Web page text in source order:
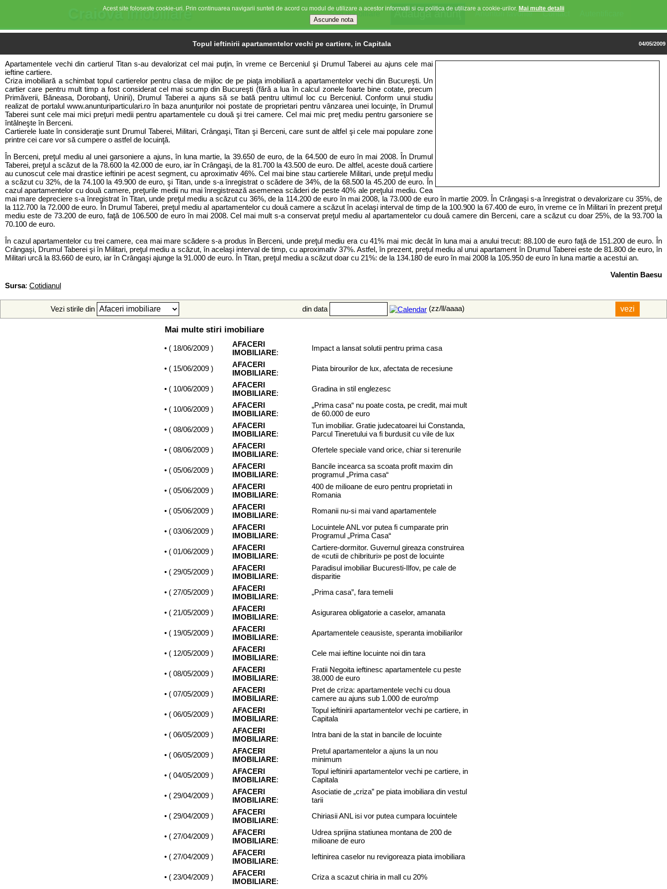
Craiovaimobiliare Contact
Anunturi favorite
Stiri imobiliare
Topul ieftinirii apartamentelor vechi pe cartiere, in Capitala 04/05/2009
Apartamentele vechi din cartierul Titan s-au devalorizat cel mai puţin, în vreme ce Berceniul şi Drumul Taberei au ajuns cele mai
ieftine cartiere.
Criza imobiliară a schimbat topul cartierelor pentru clasa de mijloc de pe piaţa imobiliară a apartamentelor vechi din Bucureşti. Un
cartier care pentru mult timp a fost considerat cel mai scump din Bucureşti (fără a lua în calcul zonele foarte bine cotate, precum
Primăverii, Băneasa, Dorobanţi, Unirii), Drumul Taberei a ajuns să se bată pentru ultimul loc cu Berceniul. Conform unui studiu
realizat de portalul www.anunturiparticulari.ro în baza anunţurilor noi postate de proprietari pentru vânzarea unei locuinţe, în Drumul
Taberei sunt cele mai mici preţuri medii pentru apartamentele cu două şi trei camere. Cel mai mic preţ mediu pentru garsoniere se
întâlneşte în Berceni.
Cartierele luate în consideraţie sunt Drumul Taberei, Militari, Crângaşi, Titan şi Berceni, care sunt de altfel şi cele mai populare zone
printre cei care vor să cumpere o astfel de locuinţă.
În Berceni, preţul mediu al unei garsoniere a ajuns, în luna martie, la 39.650 de euro, de la 64.500 de euro în mai 2008. În Drumul
Taberei, preţul a scăzut de la 78.600 la 42.000 de euro, iar în Crângaşi, de la 81.700 la 43.500 de euro. De altfel, aceste două cartiere
au cunoscut cele mai drastice ieftiniri pe acest segment, cu aproximativ 46%. Cel mai bine stau cartierele Militari, unde preţul mediu
a scăzut cu 32%, de la 74.100 la 49.900 de euro, şi Titan, unde s-a înregistrat o scădere de 34%, de la 68.500 la 45.200 de euro. În
cazul apartamentelor cu două camere, preţurile medii nu mai înregistrează asemenea scăderi de peste 40% ale preţului mediu. Cea
mai mare depreciere s-a înregistrat în Titan, unde preţul mediu a scăzut cu 36%, de la 114.200 de euro în mai 2008, la 73.000 de euro în martie 2009. În Crângaşi s-a înregistrat o devalorizare cu 35%, de
la 112.700 la 72.000 de euro. În Drumul Taberei, preţul mediu al apartamentelor cu două camere a scăzut în acelaşi interval de timp de la 100.900 la 67.400 de euro, în vreme ce în Militari în prezent preţul
mediu este de 73.200 de euro, faţă de 106.500 de euro în mai 2008. Cel mai mult s-a conservat preţul mediu al apartamentelor cu două camere din Berceni, care a scăzut cu doar 25%, de la 93.700 la
70.100 de euro.
În cazul apartamentelor cu trei camere, cea mai mare scădere s-a produs în Berceni, unde preţul mediu era cu 41% mai mic decât în luna mai a anului trecut: 88.100 de euro faţă de 151.200 de euro. În
Crângaşi, Drumul Taberei şi în Militari, preţul mediu a scăzut, în acelaşi interval de timp, cu aproximativ 37%. Astfel, în prezent, preţul mediu al unui apartament în Drumul Taberei este de 81.800 de euro, în
Militari urcă la 83.660 de euro, iar în Crângaşi ajunge la 91.000 de euro. În Titan, preţul mediu a scăzut doar cu 21%: de la 134.180 de euro în mai 2008 la 105.950 de euro în luna martie a acestui an.
Valentin Baesu
Sursa: Cotidianul
Vezi stirile din din data (zz/ll/aaaa)
Mai multe stiri imobiliare
• ( 18/06/2009)
AFACERI
IMOBILIARE:
Impact a lansat solutii pentru prima casa
• ( 15/06/2009)
AFACERI
IMOBILIARE:
Piata birourilor de lux, afectata de recesiune
• ( 10/06/2009)
AFACERI
IMOBILIARE:
Gradina in stil englezesc
• ( 10/06/2009)
AFACERI
IMOBILIARE:
„Prima casa“ nu poate costa, pe credit, mai mult
de 60.000 de euro
• ( 08/06/2009)
AFACERI
IMOBILIARE:
Tun imobiliar. Gratie judecatoarei lui Constanda,
Parcul Tineretului va fi burdusit cu vile de lux
• ( 08/06/2009)
AFACERI
IMOBILIARE:
Ofertele speciale vand orice, chiar si terenurile
• ( 05/06/2009)
AFACERI
IMOBILIARE:
Bancile incearca sa scoata profit maxim din
programul „Prima casa“
• ( 05/06/2009)
AFACERI
IMOBILIARE:
400 de milioane de euro pentru proprietati in
Romania
• ( 05/06/2009)
AFACERI
IMOBILIARE:
Romanii nu-si mai vand apartamentele
• ( 03/06/2009)
AFACERI
IMOBILIARE:
Locuintele ANL vor putea fi cumparate prin
Programul „Prima Casa“
• ( 01/06/2009)
AFACERI
IMOBILIARE:
Cartiere-dormitor. Guvernul gireaza construirea
de «cutii de chibrituri» pe post de locuinte
• ( 29/05/2009)
AFACERI
IMOBILIARE:
Paradisul imobiliar Bucuresti-Ilfov, pe cale de
disparitie
• ( 27/05/2009)
AFACERI
IMOBILIARE:
„Prima casa”, fara temelii
• ( 21/05/2009)
AFACERI
IMOBILIARE:
Asigurarea obligatorie a caselor, amanata
• ( 19/05/2009)
AFACERI
IMOBILIARE:
Apartamentele ceausiste, speranta imobiliarilor
• ( 12/05/2009)
AFACERI
IMOBILIARE:
Cele mai ieftine locuinte noi din tara
• ( 08/05/2009)
AFACERI
IMOBILIARE:
Fratii Negoita ieftinesc apartamentele cu peste
38.000 de euro
• ( 07/05/2009)
AFACERI
IMOBILIARE:
Pret de criza: apartamentele vechi cu doua
camere au ajuns sub 1.000 de euro/mp
• ( 06/05/2009)
AFACERI
IMOBILIARE:
Topul ieftinirii apartamentelor vechi pe cartiere, in
Capitala
• ( 06/05/2009)
AFACERI
IMOBILIARE:
Intra bani de la stat in bancile de locuinte
• ( 06/05/2009)
AFACERI
IMOBILIARE:
Pretul apartamentelor a ajuns la un nou
minimum
• ( 04/05/2009)
AFACERI
IMOBILIARE:
Topul ieftinirii apartamentelor vechi pe cartiere, in
Capitala
• ( 29/04/2009)
AFACERI
IMOBILIARE:
Asociatie de „criza” pe piata imobiliara din vestul
tarii
• ( 29/04/2009)
AFACERI
IMOBILIARE:
Chiriasii ANL isi vor putea cumpara locuintele
• ( 27/04/2009)
AFACERI
IMOBILIARE:
Udrea sprijina statiunea montana de 200 de
milioane de euro
• ( 27/04/2009)
AFACERI
IMOBILIARE:
Ieftinirea caselor nu revigoreaza piata imobiliara
• ( 23/04/2009)
AFACERI
IMOBILIARE:
Criza a scazut chiria in mall cu 20%
Acest site foloseste cookie-uri. Prin continuarea navigarii sunteti de acord cu modul de utilizare a acestor informatii si cu politica de utilizare a cookie-urilor. Mai multe detalii